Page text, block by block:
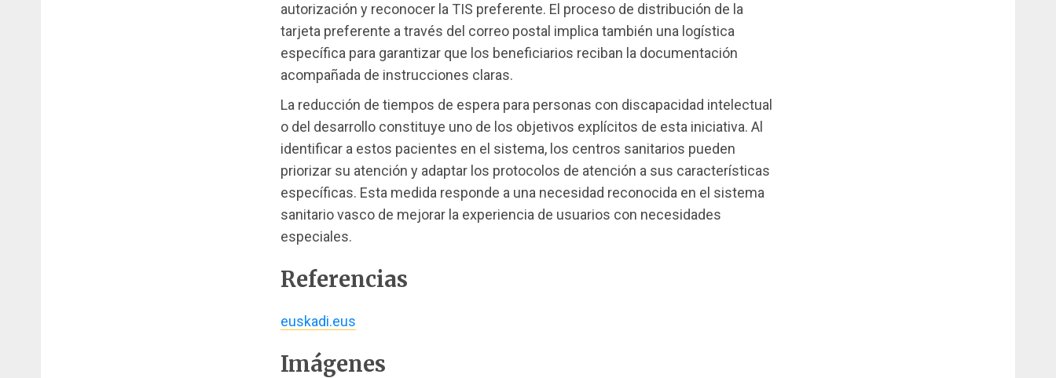
autorización y reconocer la TIS preferente. El proceso de distribución de la
tarjeta preferente a través del correo postal implica también una logística
específica para garantizar que los beneficiarios reciban la documentación
acompañada de instrucciones claras.
La reducción de tiempos de espera para personas con discapacidad intelectual
o del desarrollo constituye uno de los objetivos explícitos de esta iniciativa. Al
identificar a estos pacientes en el sistema, los centros sanitarios pueden
priorizar su atención y adaptar los protocolos de atención a sus características
específicas. Esta medida responde a una necesidad reconocida en el sistema
sanitario vasco de mejorar la experiencia de usuarios con necesidades
especiales.
Referencias
euskadi.eus
Imágenes